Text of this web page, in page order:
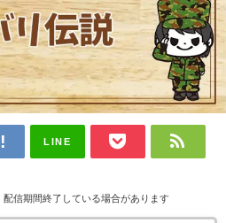
LINE
信期間終了している場合があります